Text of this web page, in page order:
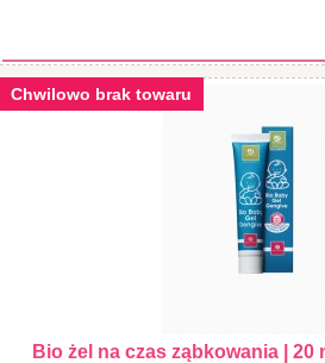
Chwilowo brak towaru
Bio żel na czas ząbkowania | 20